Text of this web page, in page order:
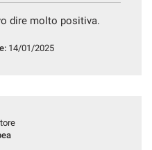
dire molto positiva.
14/01/2025